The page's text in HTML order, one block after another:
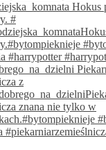
Hokus
#
z